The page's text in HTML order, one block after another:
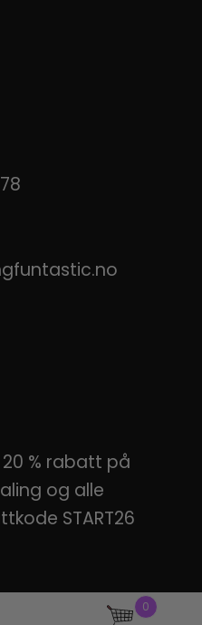
0
20 % rabatt på
og alle
START26